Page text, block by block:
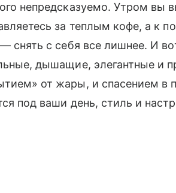
непредсказуемо. Утром вы
за теплым кофе, а к
снять с себя все лишнее. И
дышащие, элегантные и
от жары, и спасением в
под ваши день, стиль и